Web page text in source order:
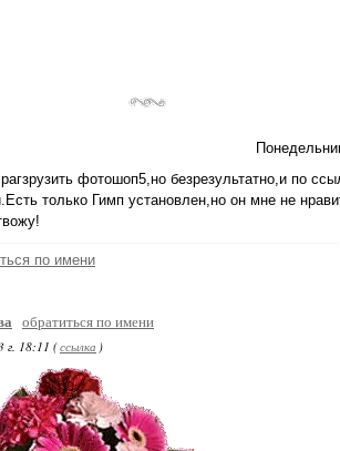
фотошоп5,но безрезультатно,и по
только Гимп установлен,но он мне не
по имени
обратиться по имени
г. 18:11 (ссылка )